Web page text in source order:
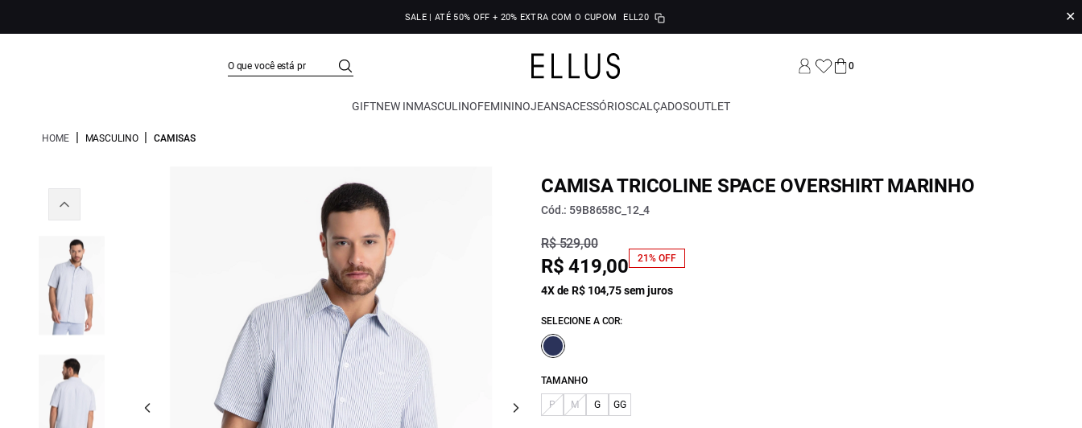
SALE | ATÉ 50% OFF + 20% EXTRA COM O CUPOM ELL20 ✕
0
GIFTNEW INMASCULINOFEMININOJEANSACESSÓRIOSCALÇADOSOUTLET
HOME | MASCULINO | CAMISAS
CAMISA TRICOLINE SPACE OVERSHIRT MARINHO
Cód.: 59B8658C_12_4
R$ 529,00
R$ 419,00 21% OFF
4X de R$ 104,75 sem juros
SELECIONE A COR:
TAMANHO
P M G GG